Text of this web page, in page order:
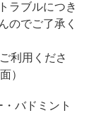
ラブルにつき
のでご了承く
利用くださ
）
バドミント